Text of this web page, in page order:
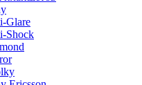
Glare
Shock